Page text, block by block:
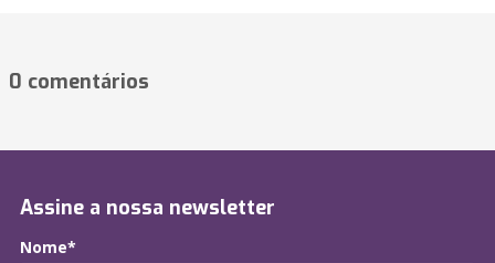
0 comentários
Assine a nossa newsletter
Nome*